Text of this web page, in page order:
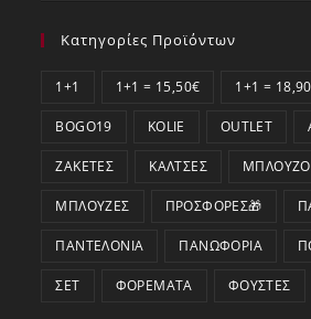
Κατηγορίες Προϊόντων
1+1 1+1 = 15,50€ 1+1 =
BOGO19 KOLIE OUTLET
ΖΑΚΈΤΕΣ ΚΆΛΤΣΕΣ
ΜΠΛΟΎΖΕΣ ΠΡΟΣΦΟΡΕΣ🎁
ΠΑΝΤΕΛΌΝΙΑ ΠΑΝΩΦΌΡΙΑ
ΣΕΤ ΦΟΡΈΜΑΤΑ ΦΟΎΣΤΕΣ